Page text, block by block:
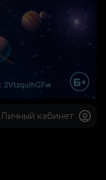
Личный кабинет